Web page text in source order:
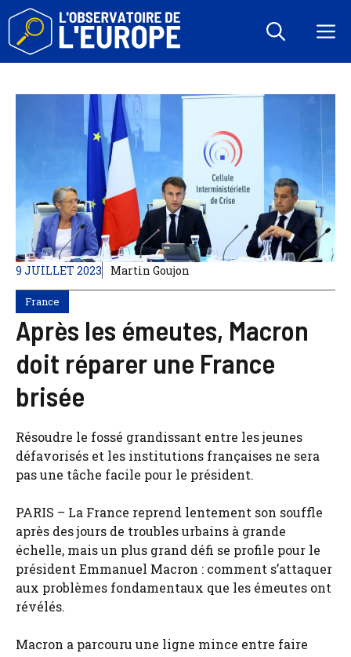
Aller
contenu
9 JUILLET 2023 Martin Goujon
France
Après les émeutes, Macron
doit réparer une France
brisée
Résoudre le fossé grandissant entre les jeunes
défavorisés et les institutions françaises ne sera
pas une tâche facile pour le président.
PARIS – La France reprend lentement son souffle
après des jours de troubles urbains à grande
échelle, mais un plus grand défi se profile pour le
président Emmanuel Macron : comment s’attaquer
aux problèmes fondamentaux que les émeutes ont
révélés.
Macron a parcouru une ligne mince entre faire